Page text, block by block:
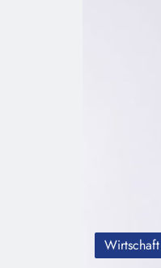
Wirtschaft